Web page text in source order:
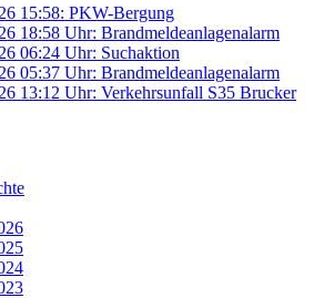
15:58: PKW-Bergung
18:58 Uhr: Brandmeldeanlagenalarm
06:24 Uhr: Suchaktion
05:37 Uhr: Brandmeldeanlagenalarm
13:12 Uhr: Verkehrsunfall S35 Brucker